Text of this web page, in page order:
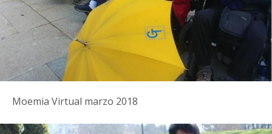
Moemia Virtual marzo 2018